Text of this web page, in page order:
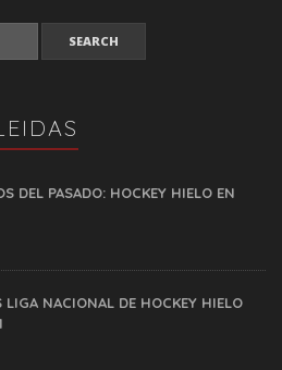
DEL PASADO: HOCKEY HIELO EN
LIGA NACIONAL DE HOCKEY HIELO